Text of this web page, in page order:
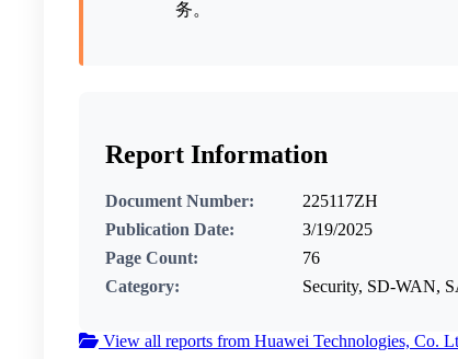
务。
Report Information
Document Number:
225117ZH
Publication Date:
3/19/2025
Page Count:
76
Category:
Security, SD-WAN,
View all reports from Huawei Technologies, Co.